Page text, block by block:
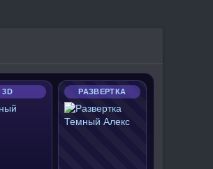
3D РАЗВЕРТКА